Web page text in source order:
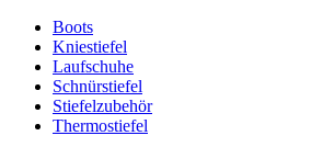
Boots
Kniestiefel
Laufschuhe
Schnürstiefel
Stiefelzubehör
Thermostiefel